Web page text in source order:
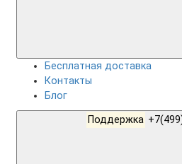
Бесплатная доставка
Контакты
Блог
Поддержка